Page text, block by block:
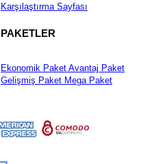
Karşılaştırma Sayfası
PAKETLER
Ekonomik Paket Avantaj Paket
Gelişmiş Paket Mega Paket